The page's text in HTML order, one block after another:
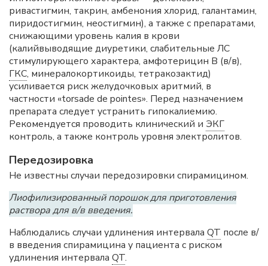
ривастигмин, такрин, амбенония хлорид, галантамин,
пиридостигмин, неостигмин), а также с препаратами,
снижающими уровень калия в крови
(калийвыводящие диуретики, слабительные ЛС
стимулирующего характера, амфотерицин В (в/в),
ГКС, минералокортикоиды, тетракозактид)
усиливается риск желудочковых аритмий, в
частности «torsade de pointes». Перед назначением
препарата следует устранить гипокалиемию.
Рекомендуется проводить клинический и ЭКГ
контроль, а также контроль уровня электролитов.
Передозировка
Не известны случаи передозировки спирамицином.
Лиофилизированный порошок для приготовления
раствора для в/в введения.
Наблюдались случаи удлинения интервала QT после в/
в введения спирамицина у пациента с риском
удлинения интервала QT.